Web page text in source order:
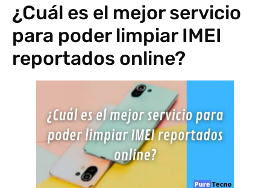
¿Cuál es el mejor servicio
para poder limpiar IMEI
reportados online?